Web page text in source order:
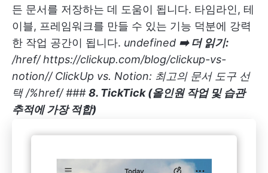
든 문서를 저장하는 데 도움이 됩니다. 타임라인, 테
이블, 프레임워크를 만들 수 있는 기능 덕분에 강력
한 작업 공간이 됩니다. undefined ➡️ 더 읽기:
/href/https://clickup.com/blog/clickup-vs-
notion//ClickUp vs. Notion: 최고의 문서 도구 선
택 /%href/ ###8. TickTick (올인원 작업 및 습관
추적에 가장 적합)